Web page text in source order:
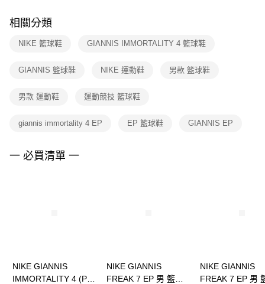
※ 交易是否成功請以「AFTEE先享後付 」之結帳頁面顯示為準，若有關於
是否繳費成功／繳費後需取消欲退款等相關疑問，請聯繫「AFTEE先享後付
客戶支援中心」
https://netprotections.freshdesk.com/support/home
１．透過由恩沛科技股份有限公司提供之「AFTEE先享後付」服務完成之交
權轉讓予恩沛科技股份有限公司。
３．未成年的使用者請事先徵得法定代理人或監護人之同意方可使用
４．使用「AFTEE先享後付」時，將依據個別帳號之用戶狀況，依本公司即
相關分類
NIKE 籃球鞋 GIANNIS IMMORTALITY 4 籃球鞋
GIANNIS 籃球鞋 NIKE 運動鞋 男款 籃球鞋
男款 運動鞋 運動競技 籃球鞋
giannis immortality 4 EP EP 籃球鞋 GIANNIS EP
一 必買清單 一
NIKE GIANNIS
IMMORTALITY 4 (PS)
NIKE GIANNIS
FREAK 7 EP 男 籃球
NIKE GIANNIS
FREAK 7 EP 男